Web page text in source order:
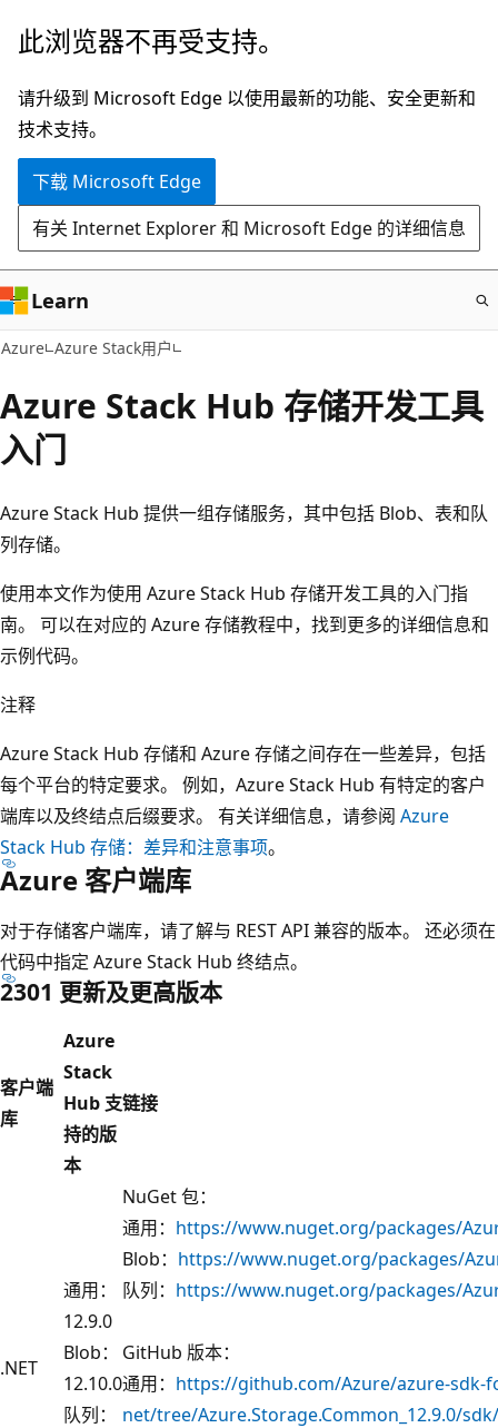
跳
主
要
内
此浏览器不再受支持。
请升级到 Microsoft Edge 以使用最新的功能、安全更新和
技术支持。
下载 Microsoft Edge
有关 Internet Explorer 和 Microsoft Edge 的详细信息
Learn
Azure Azure Stack用户
Azure Stack Hub 存储开发工具
入门
Azure Stack Hub 提供一组存储服务，其中包括 Blob、表和队
列存储。
使用本文作为使用 Azure Stack Hub 存储开发工具的入门指
南。 可以在对应的 Azure 存储教程中，找到更多的详细信息和
示例代码。
注释
Azure Stack Hub 存储和 Azure 存储之间存在一些差异，包括
每个平台的特定要求。 例如，Azure Stack Hub 有特定的客户
端库以及终结点后缀要求。 有关详细信息，请参阅 Azure
Stack Hub 存储：差异和注意事项。
Azure 客户端库
对于存储客户端库，请了解与 REST API 兼容的版本。 还必须在
代码中指定 Azure Stack Hub 终结点。
2301 更新及更高版本
客户端
库
Azure
Stack
Hub 支
持的版
本
链接
.NET
通用：
12.9.0
Blob：
12.10.0
队列：
NuGet 包：
通用： https://www.nuget.org/packages/
Blob： https://www.nuget.org/packages/
队列： https://www.nuget.org/packages/
GitHub 版本：
通用： https://github.com/Azure/azure-sdk-
net/tree/Azure.Storage.Common_12.9.0/